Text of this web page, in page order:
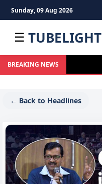
Sunday, 09 Aug 2026
☰ TUBELIGHT
BREAKING NEWS
← Back to Headlines